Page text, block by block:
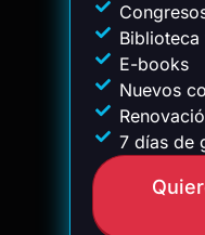
Biblioteca
E-books
Nuevos
7 días de